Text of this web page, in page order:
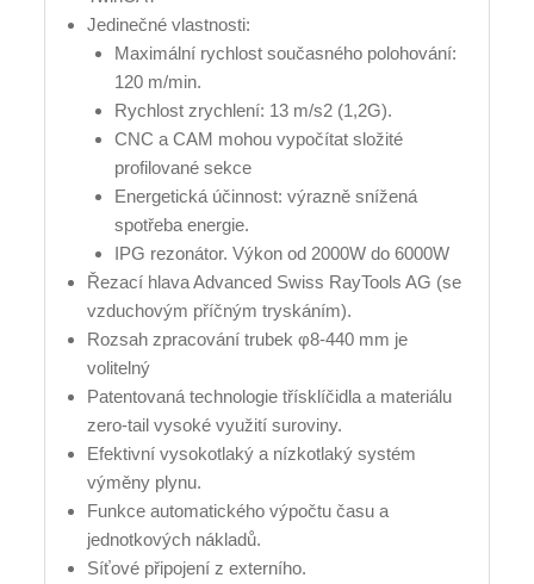
Jedinečné vlastnosti:
Maximální rychlost současného polohování:
120 m/min.
Rychlost zrychlení: 13 m/s2 (1,2G).
CNC a CAM mohou vypočítat složité
profilované sekce
Energetická účinnost: výrazně snížená
spotřeba energie.
IPG rezonátor. Výkon od 2000W do 6000W
Řezací hlava Advanced Swiss RayTools AG (se
vzduchovým příčným tryskáním).
Rozsah zpracování trubek φ8-440 mm je
volitelný
Patentovaná technologie třísklíčidla a materiálu
zero-tail vysoké využití suroviny.
Efektivní vysokotlaký a nízkotlaký systém
výměny plynu.
Funkce automatického výpočtu času a
jednotkových nákladů.
Síťové připojení z externího.